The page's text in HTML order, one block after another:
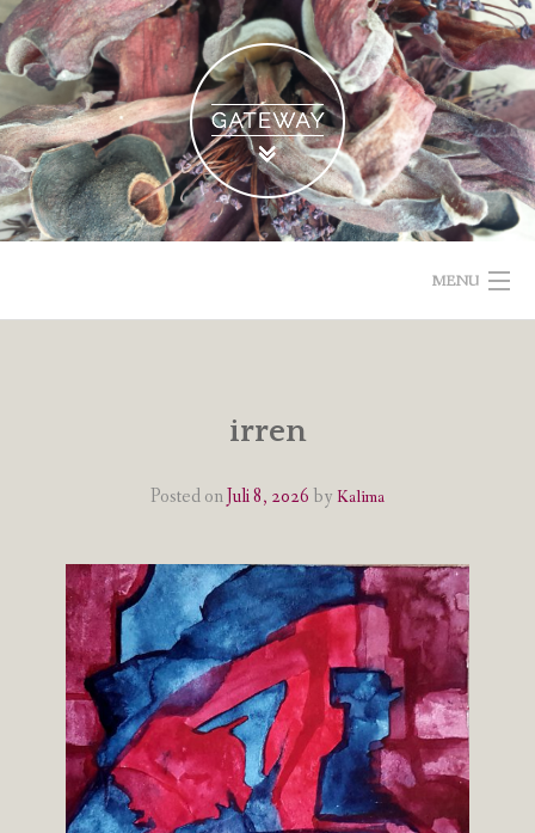
Skip
to
content
MENU
IMPRESSUM & DATENSCHUTZ
irren
Posted onJuli 8, 2026 by Kalima